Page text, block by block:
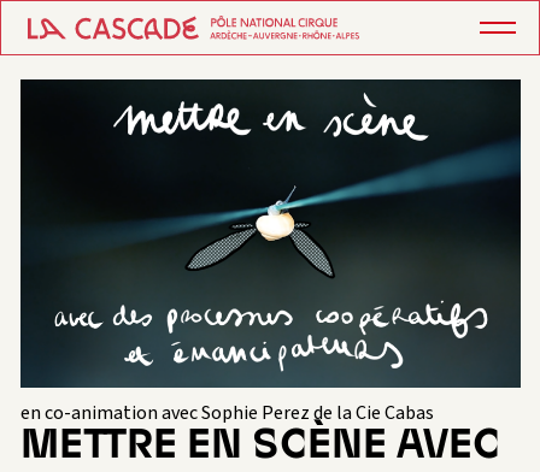
en co-animation avec Sophie Perez de la Cie Cabas
METTRE EN SCÈNE AVEC